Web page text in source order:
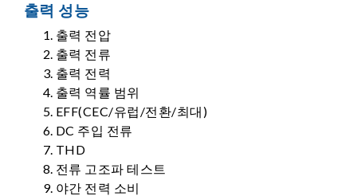
출력 성능
출력 전압
출력 전류
출력 전력
출력 역률 범위
EFF(CEC/유럽/전환/최대)
DC 주입 전류
THD
전류 고조파 테스트
야간 전력 소비